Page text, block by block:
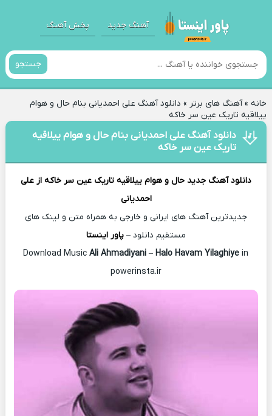
آهنگ جدید پخش آهنگ
جستجو
خانه»آهنگ های برتر » دانلود آهنگ علی احمدیانی بنام حال و هوام
ییلاقیه تاریک عین سر خاکه
دانلود آهنگ علی احمدیانی بنام حال و هوام ییلاقیه
تاریک عین سر خاکه
دانلود آهنگ جدید حال و هوام ییلاقیه تاریک عین سر خاکه از علی
احمدیانی
جدیدترین آهنگ های ایرانی و خارجی به همراه متن و لینک های
مستقیم دانلود – پاور اینستا
Ali Ahmadiyani – Halo Havam Yilaghiye in
powerinsta.ir